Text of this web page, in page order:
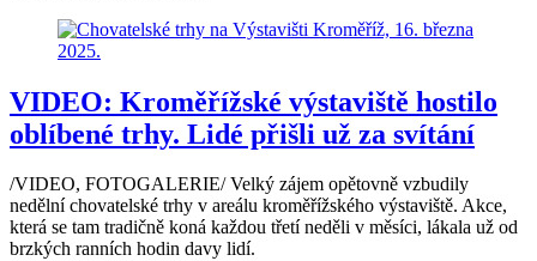
VIDEO: Kroměřížské výstaviště hostilo
oblíbené trhy. Lidé přišli už za svítání
/VIDEO, FOTOGALERIE/ Velký zájem opětovně vzbudily
nedělní chovatelské trhy v areálu kroměřížského výstaviště. Akce,
která se tam tradičně koná každou třetí neděli v měsíci, lákala už od
brzkých ranních hodin davy lidí.